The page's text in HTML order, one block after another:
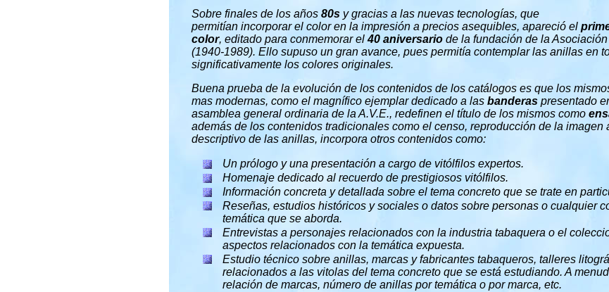
Sobre finales de los años 80s y gracias a las nuevas tecnologías, que
permitían incorporar el color en la impresión a precios asequibles, apareció el
color, editado para conmemorar el40 aniversario de la fundación de la
(1940-1989). Ello supuso un gran avance, pues permitía contemplar las anillas en
significativamente los colores originales.
Buena prueba de la evolución de los contenidos de los catálogos es que los
mas modernas, como el magnífico ejemplar dedicado a las banderas presentado
asamblea general ordinaria de la A.V.E., redefinen el título de los mismos como
además de los contenidos tradicionales como el censo, reproducción de la imagen
descriptivo de las anillas, incorpora otros contenidos como:
Un prólogo y una presentación a cargo de vitólfilos expertos.
Homenaje dedicado al recuerdo de prestigiosos vitólfilos.
Información concreta y detallada sobre el tema concreto que se trate en
Reseñas, estudios históricos y sociales o datos sobre personas o cualquier
temática que se aborda.
Entrevistas a personajes relacionados con la industria tabaquera o el
aspectos relacionados con la temática expuesta.
Estudio técnico sobre anillas, marcas y fabricantes tabaqueros, talleres
relacionados a las vitolas del tema concreto que se está estudiando. A
relación de marcas, número de anillas por temática o por marca, etc.